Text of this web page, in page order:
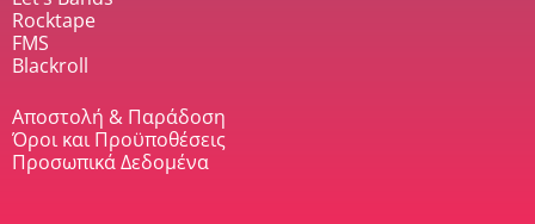
Rocktape
FMS
Blackroll
Αποστολή & Παράδοση
Όροι και Προϋποθέσεις
Προσωπικά Δεδομένα